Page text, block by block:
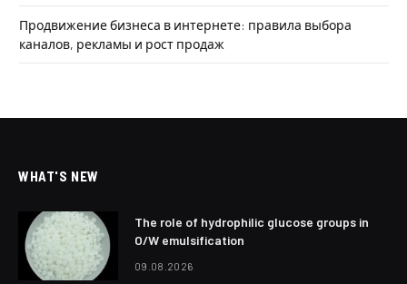
Продвижение бизнеса в интернете: правила выбора
каналов, рекламы и рост продаж
WHAT'S NEW
The role of hydrophilic glucose groups in
O/W emulsification
09.08.2026